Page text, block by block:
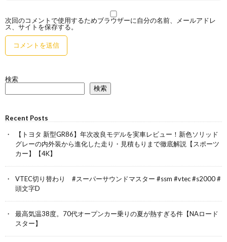
次回のコメントで使用するためブラウザーに自分の名前、メールアドレ
ス、サイトを保存する。
検索
検索
Recent Posts
【トヨタ 新型GR86】年次改良モデルを実車レビュー！新色ソリッド
グレーの内外装から進化した走り・見積もりまで徹底解説【スポーツ
カー】【4K】
VTEC切り替わり #スーパーサウンドマスター #ssm #vtec #s2000 #
頭文字D
最高気温38度。70代オープンカー乗りの夏が熱すぎる件【NAロード
スター】